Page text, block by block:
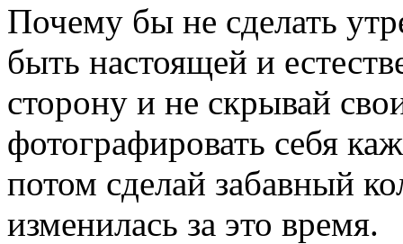
Почему бы не сделать
быть настоящей и
сторону и не скрывай
фотографировать себя
потом сделай забавный
изменилась за это время.